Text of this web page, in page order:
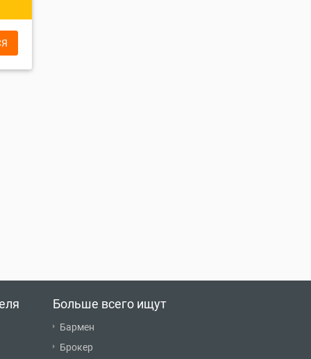
Больше всего ищут
Бармен
Брокер